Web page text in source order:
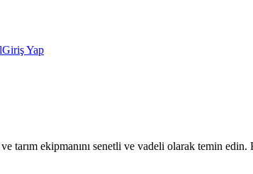
Giriş Yap
ekipmanını senetli ve vadeli olarak temin edin.